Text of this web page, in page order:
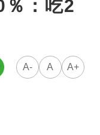
％：吃2
A- A A+